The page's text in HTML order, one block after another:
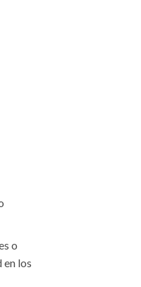
o
en los